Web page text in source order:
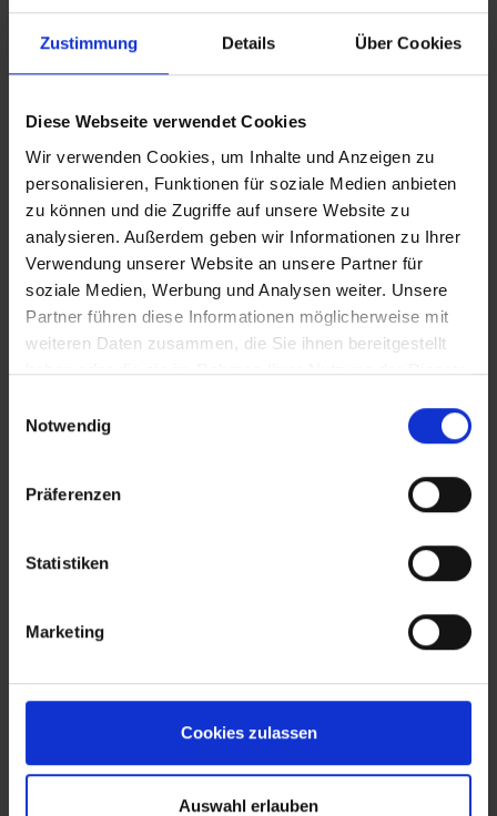
Zustimmung Details Über Cookies
Diese Webseite verwendet Cookies
Wir verwenden Cookies, um Inhalte und Anzeigen zu
personalisieren, Funktionen für soziale Medien anbieten
zu können und die Zugriffe auf unsere Website zu
analysieren. Außerdem geben wir Informationen zu Ihrer
Verwendung unserer Website an unsere Partner für
soziale Medien, Werbung und Analysen weiter. Unsere
Partner führen diese Informationen möglicherweise mit
weiteren Daten zusammen, die Sie ihnen bereitgestellt
haben oder die sie im Rahmen Ihrer Nutzung der Dienste
Notwendig
Präferenzen
Statistiken
Marketing
Cookies zulassen
Auswahl erlauben
Eigenschaften
Spind Evolo PLUS, 1 Abteil, Abteilbreite 400 mm,
Korpus aus stabiler Stahlkonstruktion mit
hochwertiger Einbrennbeschichtung…Mehr